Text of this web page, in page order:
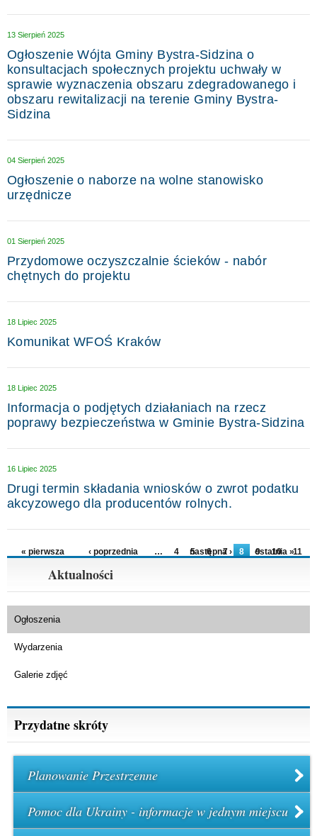
13 Sierpień 2025
Ogłoszenie Wójta Gminy Bystra-Sidzina o
konsultacjach społecznych projektu uchwały w
sprawie wyznaczenia obszaru zdegradowanego i
obszaru rewitalizacji na terenie Gminy Bystra-
Sidzina
04 Sierpień 2025
Ogłoszenie o naborze na wolne stanowisko
urzędnicze
01 Sierpień 2025
Przydomowe oczyszczalnie ścieków - nabór
chętnych do projektu
18 Lipiec 2025
Komunikat WFOŚ Kraków
18 Lipiec 2025
Informacja o podjętych działaniach na rzecz
poprawy bezpieczeństwa w Gminie Bystra-Sidzina
16 Lipiec 2025
Drugi termin składania wniosków o zwrot podatku
akcyzowego dla producentów rolnych.
Strony
« pierwsza ‹ poprzednia … 4 5 6 7 8 9 10
11
następna › ostatnia »
Aktualności
Ogłoszenia
Wydarzenia
Galerie zdjęć
Przydatne skróty
Planowanie Przestrzenne
Pomoc dla Ukrainy - informacje w jednym miejscu